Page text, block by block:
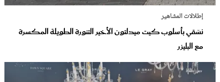
إطلالات المشاهير
نسّقي بأسلوب كيت ميدلتون الأخير التنورة الطويلة المكسرة
مع البليزر